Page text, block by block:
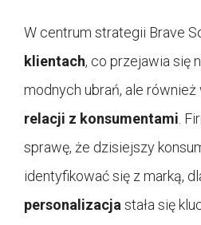
W centrum strategii Brave
klientach, co przejawia się
modnych ubrań, ale również
relacji z konsumentami.
sprawę, że dzisiejszy
identyfikować się z marką,
personalizacjastała się